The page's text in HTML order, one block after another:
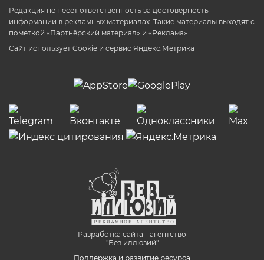
Редакция не несет ответственность за достоверность
информации в рекламных материалах. Такие материалы выходят с
пометкой «Партнёрский материал» и «Реклама».
Сайт использует Cookie и сервиc Яндекс.Метрика
Разработка сайта - агентство
"Без иллюзий"
Поддержка и развитие ресурса